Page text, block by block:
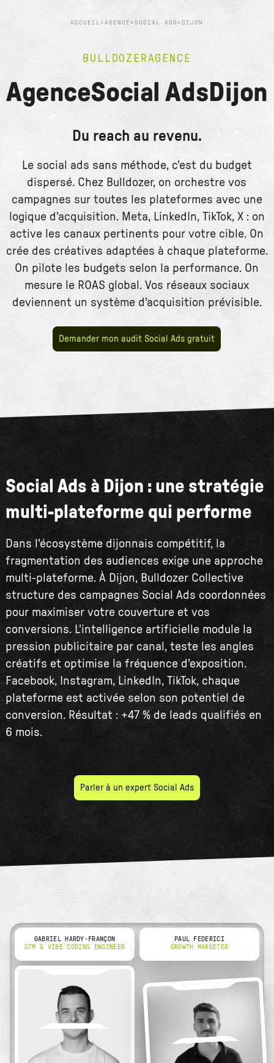
ACCUEIL>AGENCE>SOCIAL ADS> DIJON
BULLDOZERAGENCE
AgenceSocial AdsDijon
Du reach au revenu.
Le social ads sans méthode, c'est du budget
dispersé. Chez Bulldozer, on orchestre vos
campagnes sur toutes les plateformes avec une
logique d'acquisition. Meta, LinkedIn, TikTok, X : on
active les canaux pertinents pour votre cible. On
crée des créatives adaptées à chaque plateforme.
On pilote les budgets selon la performance. On
mesure le ROAS global. Vos réseaux sociaux
deviennent un système d'acquisition prévisible.
Demander mon audit Social Ads gratuit
Social Ads à Dijon : une stratégie
multi-plateforme qui performe
Dans l'écosystème dijonnais compétitif, la
fragmentation des audiences exige une approche
multi-plateforme. À Dijon, Bulldozer Collective
structure des campagnes Social Ads coordonnées
pour maximiser votre couverture et vos
conversions. L'intelligence artificielle module la
pression publicitaire par canal, teste les angles
créatifs et optimise la fréquence d'exposition.
Facebook, Instagram, LinkedIn, TikTok, chaque
plateforme est activée selon son potentiel de
conversion. Résultat : +47 % de leads qualifiés en
6 mois.
Parler à un expert Social Ads
GABRIEL HARDY-FRANÇON
GTM & VIBE CODING ENGINEER
PAUL FEDERICI
GROWTH MARKETER